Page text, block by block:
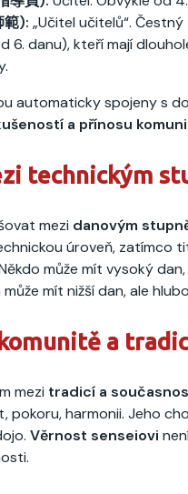
範): „Učitel učitelů“.
6. danu), kteří mají
automaticky spojeny s
a přínosu
technickým
mezi danovým
úroveň, zatímco
může mít vysoký
mít nižší dan, ale
a
mezi tradicí a
pokoru, harmonii. Jeho
Věrnost senseiovi